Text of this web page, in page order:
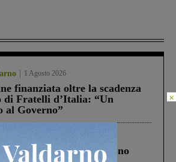
1 Agosto 2026
finanziata oltre la scadenza
di Fratelli d’Italia: “Un
al Governo”
in A1 in cui morirono
×